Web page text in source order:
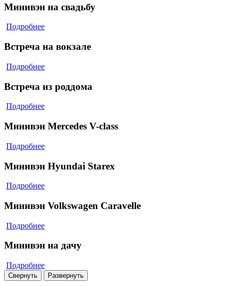
Минивэн на свадьбу
Подробнее
Встреча на вокзале
Подробнее
Встреча из роддома
Подробнее
Минивэн Mercedes V-class
Подробнее
Минивэн Hyundai Starex
Подробнее
Минивэн Volkswagen Caravelle
Подробнее
Минивэн на дачу
Подробнее
Свернуть Развернуть